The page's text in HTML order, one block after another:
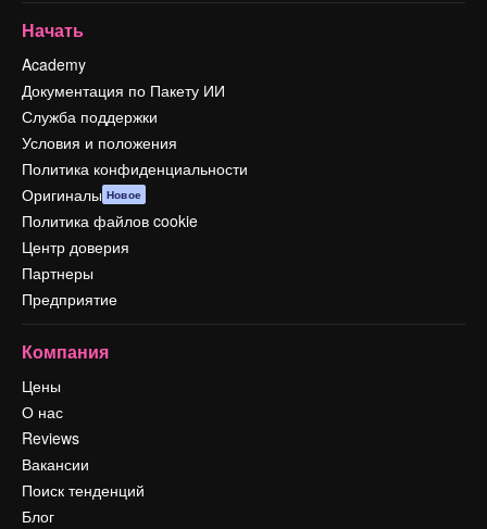
Начать
Academy
Документация по Пакету ИИ
Служба поддержки
Условия и положения
Политика конфиденциальности
Оригиналы Новое
Политика файлов cookie
Центр доверия
Партнеры
Предприятие
Компания
Цены
О нас
Reviews
Вакансии
Поиск тенденций
Блог